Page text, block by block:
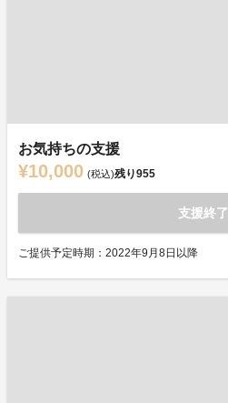
お気持ちの支援
¥10,000 (税込)残り955
支援終了
ご提供予定時期：2022年9月8日以降